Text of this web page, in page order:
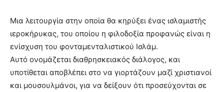
Μια λειτουργία στην οποία θα κηρύξει ένας ισλαμιστής
ιεροκήρυκας, του οποίου η φιλοδοξία προφανώς είναι η
ενίσχυση του φονταμενταλιστικού Ισλάμ.
Αυτό ονομάζεται διαθρησκειακός διάλογος, και
υποτίθεται αποβλέπει στο να γιορτάζουν μαζί χριστιανοί
και μουσουλμάνοι, για να δείξουν ότι προσεύχονται σε